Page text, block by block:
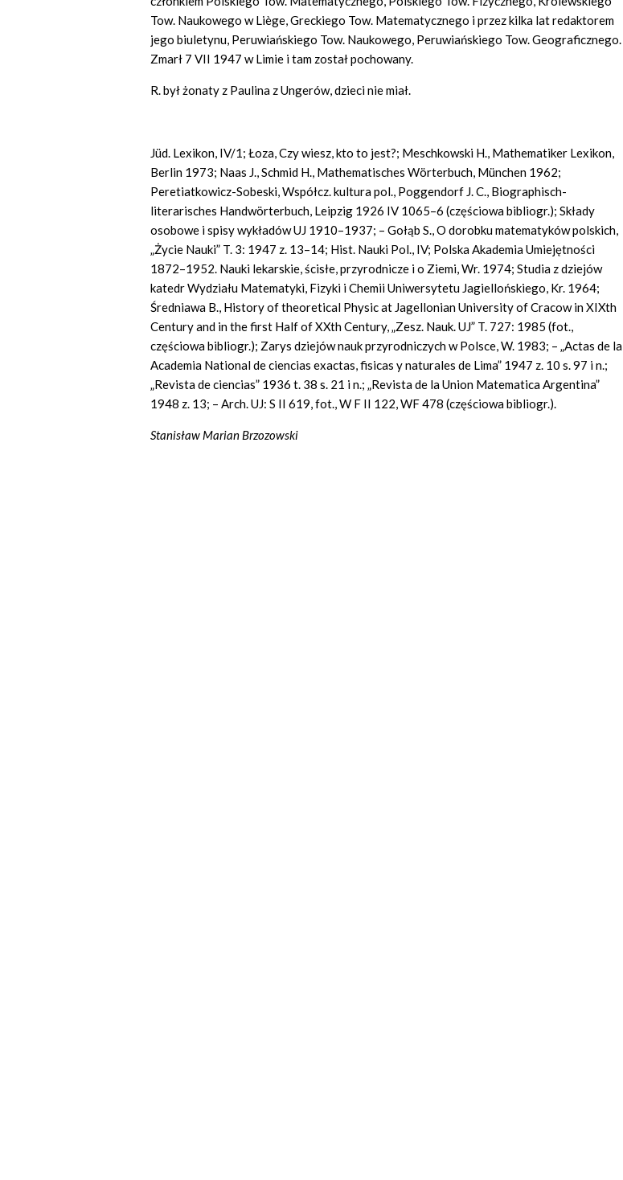
Tow. Naukowego wLiège,Greckiego Tow. Matematycznego i przez kilka lat redaktorem
jego biuletynu, Peruwiańskiego Tow. Naukowego, Peruwiańskiego Tow. Geograficznego.
Zmarł 7 VII 1947 w Limie i tam został pochowany.
R. był żonaty z Paulina z Ungerów, dzieci nie miał.
Jüd. Lexikon, IV/1; Łoza, Czy wiesz, kto to jest?; Meschkowski H., Mathematiker Lexikon,
Berlin 1973; Naas J.,Schmid H., Mathematisches Wörterbuch, München 1962;
Peretiatkowicz-Sobeski, Współcz. kultura pol., Poggendorf J. C., Biographisch-
literarisches Handwörterbuch, Leipzig 1926 IV 1065–6 (częściowa bibliogr.); Składy
osobowe i spisy wykładów UJ 1910–1937; – Gołąb S., O dorobku matematyków polskich,
„Życie Nauki” T. 3: 1947 z. 13–14; Hist. Nauki Pol., IV; Polska Akademia Umiejętności
1872–1952. Nauki lekarskie, ścisłe, przyrodnicze i o Ziemi, Wr. 1974; Studia z dziejów
katedr Wydziału Matematyki, Fizyki i Chemii Uniwersytetu Jagiellońskiego, Kr. 1964;
Średniawa B., History of theoretical Physic at JagellonianUniversityof Cracow in XIXth
Century and in the first Halfof XXthCentury, „Zesz. Nauk. UJ” T. 727: 1985 (fot.,
częściowabibliogr.); Zarys dziejów nauk przyrodniczych w Polsce, W. 1983; – „Actas de la
Academia National de ciencias exactas,fisicas ynaturales de Lima” 1947 z. 10 s.97 i n.;
„Revistade ciencias” 1936 t. 38 s. 21 in.; „Revistade la Union Matematica Argentina”
1948 z. 13; – Arch.UJ: S II 619,fot.,W F II 122,WF478 (częściowabibliogr.).
Stanisław Marian Brzozowski